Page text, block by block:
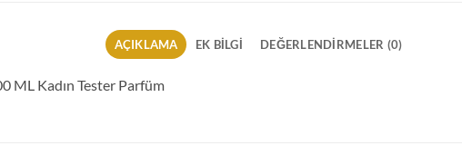
AÇIKLAMA EK BILGI DEĞERLENDIRMELER (0)
ML Kadın Tester Parfüm